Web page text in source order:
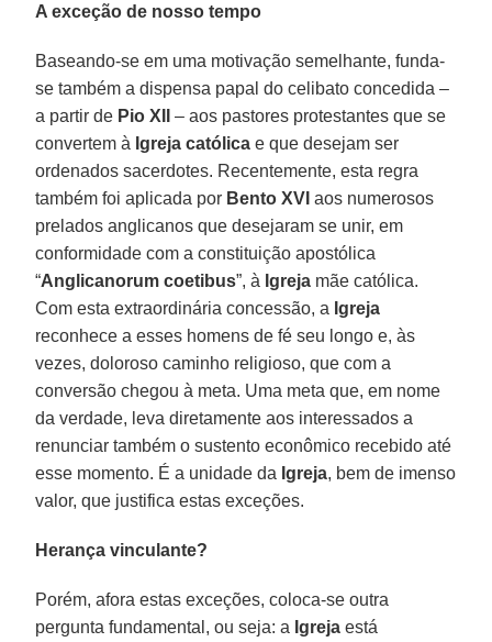
A exceção de nosso tempo
Baseando-se em uma motivação semelhante, funda-
se também a dispensa papal do celibato concedida –
a partir de Pio XII
– aos pastores protestantes que se
convertem à Igreja católica e que desejam ser
ordenados sacerdotes. Recentemente, esta regra
também foi aplicada por Bento XVI aos numerosos
prelados anglicanos que desejaram se unir, em
conformidade com a constituição apostólica
“Anglicanorum coetibus”, à Igreja mãe católica.
Com esta extraordinária concessão, a Igreja
reconhece a esses homens de fé seu longo e, às
vezes, doloroso caminho religioso, que com a
conversão chegou à meta. Uma meta que, em nome
da verdade, leva diretamente aos interessados a
renunciar também o sustento econômico recebido até
esse momento. É a unidade da Igreja, bem de imenso
valor, que justifica estas exceções.
Herança vinculante?
Porém, afora estas exceções, coloca-se outra
pergunta fundamental, ou seja: a Igreja está